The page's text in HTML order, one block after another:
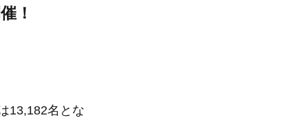
！
13,182名とな